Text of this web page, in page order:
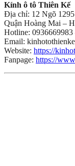
Kính ô tô Thiên Kế
Địa chỉ: 12 Ngõ
Quận Hoàng Mai –
Hotline:
Email:
Website: https://
Fanpage: https://